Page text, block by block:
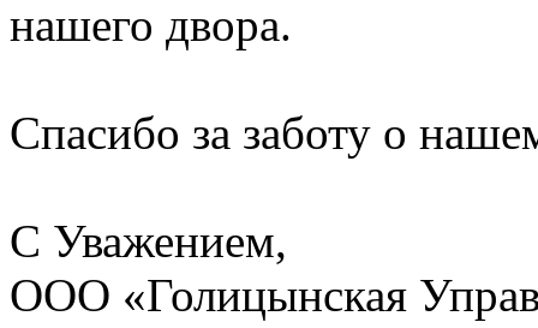
нашего двора.
Спасибо за заботу о
С Уважением,
ООО «Голицынская